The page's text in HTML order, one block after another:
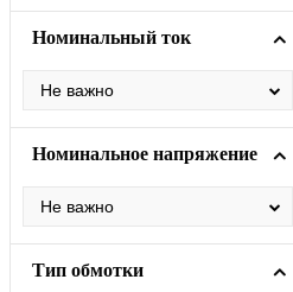
Номинальный ток
Номинальное напряжение
Тип обмотки